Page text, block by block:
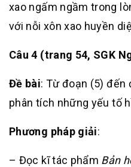
xao ngấm ngầm trong
với nỗi xôn xao huyền
Câu 4 (trang 54, SGK
Đề bài: Từ đoạn (5) đến
phân tích những yếu tố
Phương pháp giải:
– Đọc kĩ tác phẩm Bản